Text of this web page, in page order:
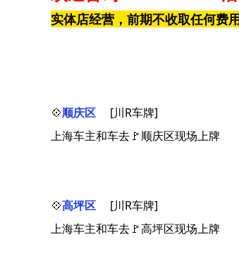
实体店经营，前期不收取任何费
💠顺庆区
[川R车牌]
上海车主和车去🚩顺庆区现场上牌
💠高坪区
[川R车牌]
上海车主和车去🚩高坪区现场上牌